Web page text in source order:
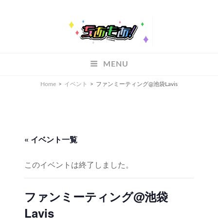
MENU
Home > イベント > ファンミーティング@池袋Lavis
« イベント一覧
このイベントは終了しました。
ファンミーティング@池袋
Lavis